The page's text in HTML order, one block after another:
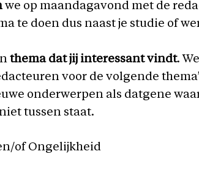
we op maandagavond met de
te doen dus naast je studie of
thema dat jij interessant vindt.
voor de volgende
onderwerpen als datgene
tussen staat.
of Ongelijkheid